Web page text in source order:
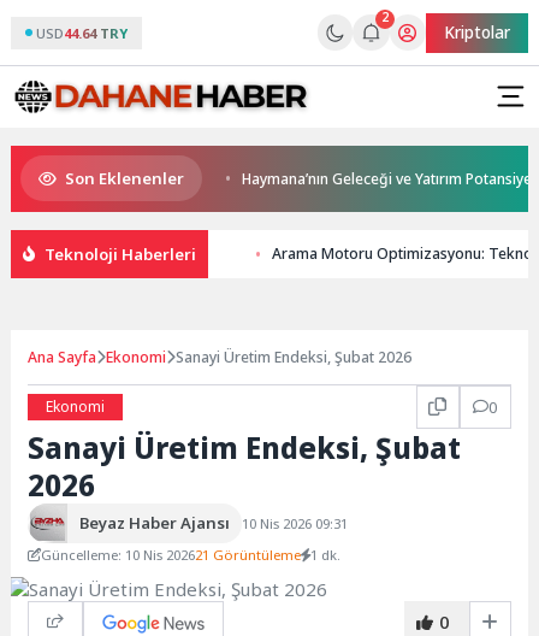
USD44.64 TRY
2
Kriptolar
Son Eklenenler
ulaşım yatırımı Haymana’nın Geleceği ve Yatırım Potansiyeli
Teknoloji Haberleri Arama Motoru Optimizasyonu:
Ana Sayfa Ekonomi Sanayi Üretim Endeksi, Şubat 2026
Ekonomi 0
Sanayi Üretim Endeksi, Şubat
2026
Beyaz Haber Ajansı
10 Nis 2026 09:31
Güncelleme: 10 Nis 202621 Görüntüleme 1 dk.
0